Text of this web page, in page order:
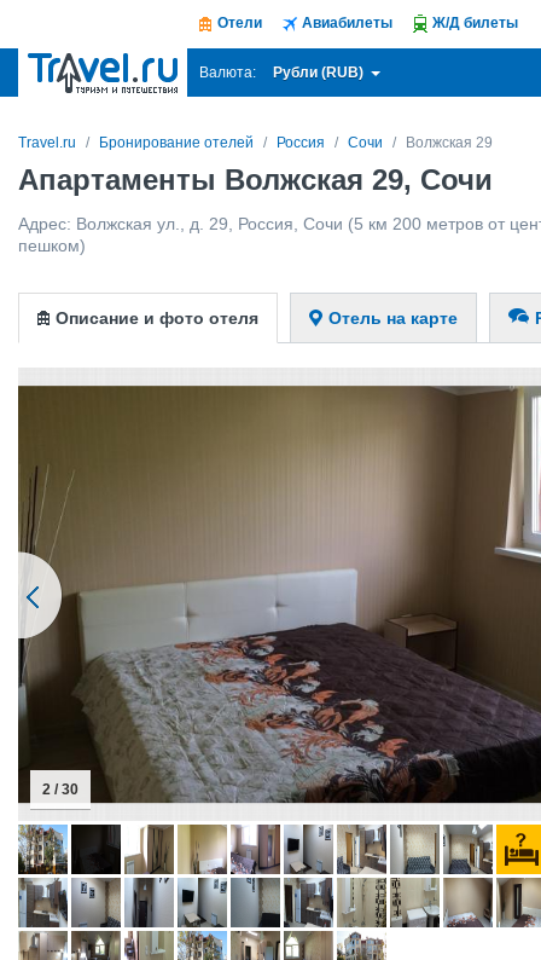
Отели Авиабилеты Ж/Д билеты
Валюта: Рубли (RUB)
Travel.ru Бронирование отелей Россия Сочи Волжская 29
Апартаменты Волжская 29, Сочи
Адрес: Волжская ул., д. 29 Россия Сочи (5 км 200 метров от
пешком)
Описание и фото отеля Отель на карте
2 / 30